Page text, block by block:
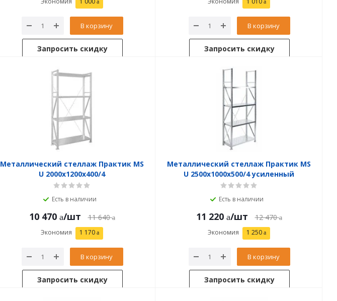
В корзину
Запросить скидку
В корзину
Запросить скидку
Металлический стеллаж Практик MS
U 2000x1200x400/4
Есть в наличии
10 470 /шт 11 640
Экономия 1 170
В корзину
Запросить скидку
Металлический стеллаж Практик MS
U 2500x1000x500/4 усиленный
Есть в наличии
11 220 /шт 12 470
Экономия 1 250
В корзину
Запросить скидку